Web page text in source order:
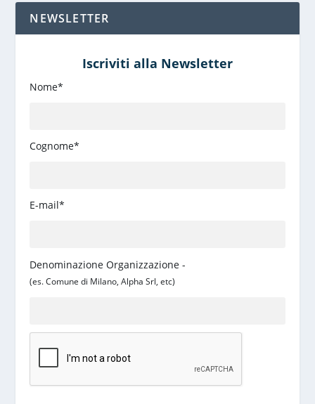
NEWSLETTER
Iscriviti alla Newsletter
Nome*
Cognome*
E-mail*
Denominazione Organizzazione -
(es. Comune di Milano, Alpha Srl, etc)